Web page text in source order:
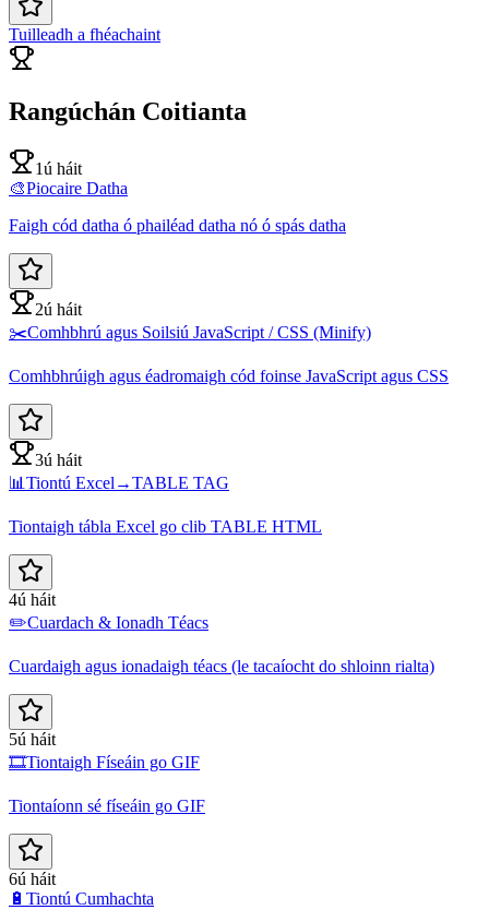
Tuilleadh a fhéachaint
Rangúchán Coitianta
1ú háit
🎨Piocaire Datha
Faigh cód datha ó phailéad datha nó ó spás datha
2ú háit
✂️Comhbhrú agus Soilsiú JavaScript / CSS (Minify)
Comhbhrúigh agus éadromaigh cód foinse JavaScript agus CSS
3ú háit
📊 Tiontú Excel→TABLE TAG
Tiontaigh tábla Excel go clib TABLE HTML
4ú háit
✏️Cuardach & Ionadh Téacs
Cuardaigh agus ionadaigh téacs (le tacaíocht do shloinn rialta)
5ú háit
🎞️Tiontaigh Físeáin go GIF
Tiontaíonn sé físeáin go GIF
6ú háit
🔋 Tiontú Cumhachta